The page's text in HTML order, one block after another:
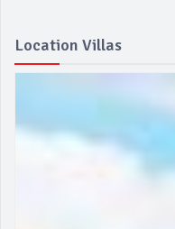
Location Villas